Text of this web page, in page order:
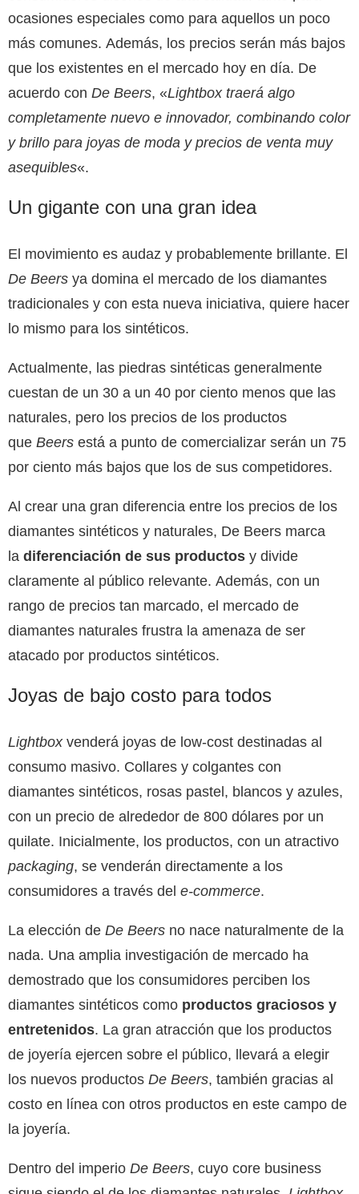
ocasiones especiales como para aquellos un poco
más comunes. Además, los precios serán más bajos
que los existentes en el mercado hoy en día. De
acuerdo con De Beers, «Lightbox traerá algo
completamente nuevo e innovador, combinando color
y brillo para joyas de moda y precios de venta muy
asequibles«.
Un gigante con una gran idea
El movimiento es audaz y probablemente brillante. El
De Beers ya domina el mercado de los diamantes
tradicionales y con esta nueva iniciativa, quiere hacer
lo mismo para los sintéticos.
Actualmente, las piedras sintéticas generalmente
cuestan de un 30 a un 40 por ciento menos que las
naturales, pero los precios de los productos
que Beers está a punto de comercializar serán un 75
por ciento más bajos que los de sus competidores.
Al crear una gran diferencia entre los precios de los
diamantes sintéticos y naturales, De Beers marca
la diferenciación de sus productos y divide
claramente al público relevante. Además, con un
rango de precios tan marcado, el mercado de
diamantes naturales frustra la amenaza de ser
atacado por productos sintéticos.
Joyas de bajo costo para todos
Lightboxvenderá joyas de low-cost destinadas al
consumo masivo. Collares y colgantes con
diamantes sintéticos, rosas pastel, blancos y azules,
con un precio de alrededor de 800 dólares por un
quilate. Inicialmente, los productos, con un atractivo
packaging, se venderán directamente a los
consumidores a través del e-commerce.
La elección de De Beers no nace naturalmente de la
nada. Una amplia investigación de mercado ha
demostrado que los consumidores perciben los
diamantes sintéticos como productos graciosos y
entretenidos. La gran atracción que los productos
de joyería ejercen sobre el público, llevará a elegir
los nuevos productos De Beers, también gracias al
costo en línea con otros productos en este campo de
la joyería.
Dentro del imperio De Beers, cuyo core business